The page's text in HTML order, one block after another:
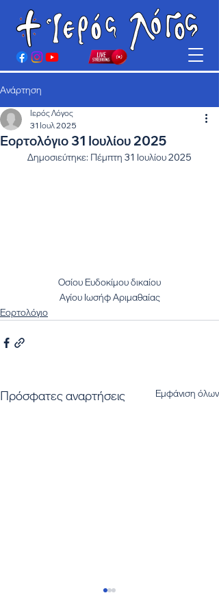
Ανάρτηση
Εορτολόγιο 31 Ιουλίου 2025
Ιερός Λόγος
31 Ιουλ 2025
Δημοσιεύτηκε: Πέμπτη 31 Ιουλίου 2025
Οσίου Ευδοκίμου δικαίου
Αγίου Ιωσήφ Αριμαθαίας
Εορτολόγιο
Πρόσφατες αναρτήσεις Εμφάνιση όλων